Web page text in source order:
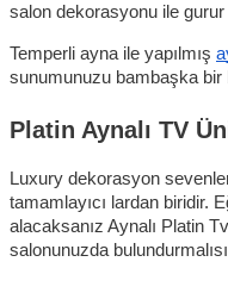
salon dekorasyonu ile
Temperli ayna ile yapılmış
sunumunuzu bambaşka bir
Platin Aynalı TV
Luxury dekorasyon
tamamlayıcı lardan biridir.
alacaksanız Aynalı Platin
salonunuzda